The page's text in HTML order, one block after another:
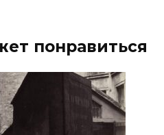
понравиться